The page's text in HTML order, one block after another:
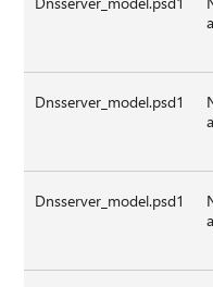
Dnsserver_model.psd1
Dnsserver_model.psd1